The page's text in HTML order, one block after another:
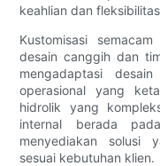
keahlian dan
Kustomisasi
desain canggih dan
mengadaptasi
operasional yang
hidrolik yang
internal berada
menyediakan solusi
sesuai kebutuhan klien.